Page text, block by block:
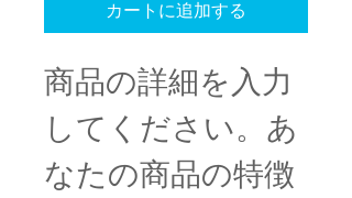
カートに追加する
商品の詳細を入力
してください。あ
なたの商品の特徴